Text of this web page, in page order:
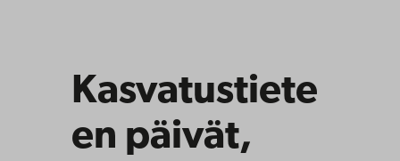
Kasvatustiete
en päivät,